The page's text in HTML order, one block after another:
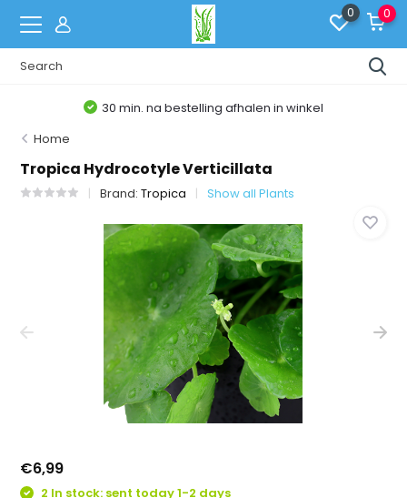
0 0
30 min. na bestelling afhalen in winkel
Home
Tropica Hydrocotyle Verticillata
Brand:Tropica Show all Plants
€6,99
2 In stock: sent today 1-2 days